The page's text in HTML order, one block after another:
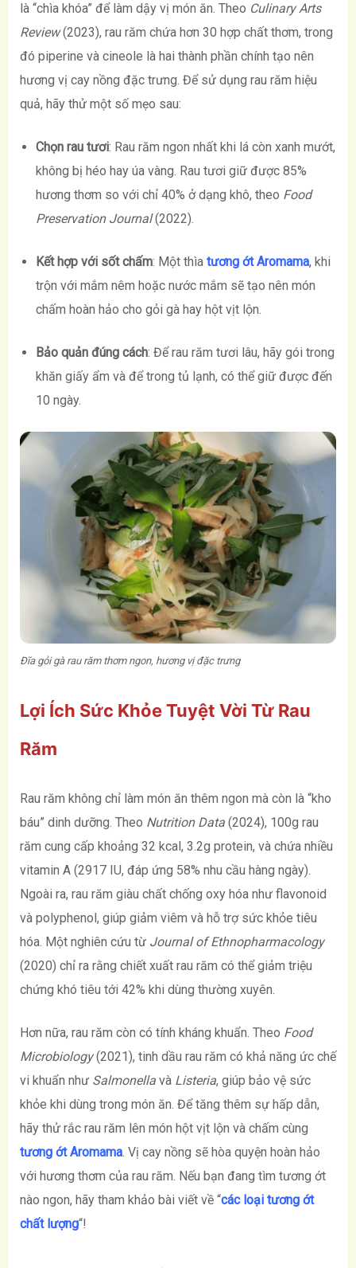
là “chìa khóa” để làm dậy vị món ăn. Theo Culinary Arts
Review(2023), rau răm chứa hơn 30 hợp chất thơm, trong
đó piperine và cineole là hai thành phần chính tạo nên
hương vị cay nồng đặc trưng. Để sử dụng rau răm hiệu
quả, hãy thử một số mẹo sau:
Chọn rau tươi: Rau răm ngon nhất khi lá còn xanh mướt,
không bị héo hay úa vàng. Rau tươi giữ được 85%
hương thơm so với chỉ 40% ở dạng khô, theo Food
Preservation Journal(2022).
Kết hợp với sốt chấm: Một thìa tương ớt Aromama, khi
trộn với mắm nêm hoặc nước mắm sẽ tạo nên món
chấm hoàn hảo cho gỏi gà hay hột vịt lộn.
Bảo quản đúng cách: Để rau răm tươi lâu, hãy gói trong
khăn giấy ẩm và để trong tủ lạnh, có thể giữ được đến
10 ngày.
Đĩa gỏi gà rau răm thơm ngon, hương vị đặc trưng
Lợi Ích Sức Khỏe Tuyệt Vời Từ Rau
Răm
Rau răm không chỉ làm món ăn thêm ngon mà còn là “kho
báu” dinh dưỡng. Theo Nutrition Data (2024), 100g rau
răm cung cấp khoảng 32 kcal, 3.2g protein, và chứa nhiều
vitamin A (2917 IU, đáp ứng 58% nhu cầu hàng ngày).
Ngoài ra, rau răm giàu chất chống oxy hóa như flavonoid
và polyphenol, giúp giảm viêm và hỗ trợ sức khỏe tiêu
hóa. Một nghiên cứu từ Journal of Ethnopharmacology
(2020) chỉ ra rằng chiết xuất rau răm có thể giảm triệu
chứng khó tiêu tới 42% khi dùng thường xuyên.
Hơn nữa, rau răm còn có tính kháng khuẩn. Theo Food
Microbiology(2021), tinh dầu rau răm có khả năng ức chế
vi khuẩn như Salmonella và Listeria, giúp bảo vệ sức
khỏe khi dùng trong món ăn. Để tăng thêm sự hấp dẫn,
hãy thử rắc rau răm lên món hột vịt lộn và chấm cùng
tương ớt Aromama . Vị cay nồng sẽ hòa quyện hoàn hảo
với hương thơm của rau răm. Nếu bạn đang tìm tương ớt
nào ngon, hãy tham khảo bài viết về “các loại tương ớt
chất lượng“!